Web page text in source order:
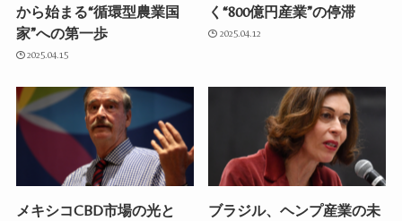
から始まる“循環型農業国
家”への第一歩
2025.04.15
く“800億円産業”の停滞
2025.04.12
メキシコCBD市場の光と
ブラジル、ヘンプ産業の未